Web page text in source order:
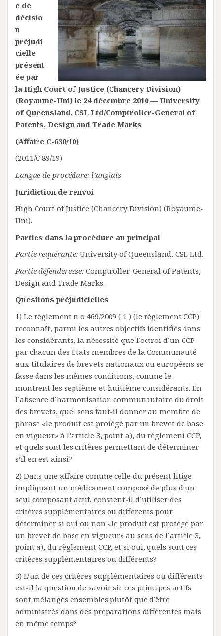
e de
décisio
n
préjudi
cielle
présent
ée par
la High Court of Justice (Chancery Division)
(Royaume-Uni) le 24 décembre 2010 — University
of Queensland, CSL Ltd/Comptroller-General of
Patents, Design and Trade Marks
(Affaire C-630/10)
(2011/C 89/19)
Langue de procédure: l’anglais
Juridiction de renvoi
High Court of Justice (Chancery Division) (Royaume-
Uni).
Parties dans la procédure au principal
Partie requérante: University of Queensland, CSL Ltd.
Partie défenderesse: Comptroller-General of Patents,
Design and Trade Marks.
Questions préjudicielles
1) Le règlement n o 469/2009 ( 1 ) (le règlement CCP)
reconnaît, parmi les autres objectifs identifiés dans
les considérants, la nécessité que l’octroi d’un CCP
par chacun des États membres de la Communauté
aux titulaires de brevets nationaux ou européens se
fasse dans les mêmes conditions, comme le
montrent les septième et huitième considérants. En
l’absence d’harmonisation communautaire du droit
des brevets, quel sens faut-il donner au membre de
phrase «le produit est protégé par un brevet de base
en vigueur» à l’article 3, point a), du règlement CCP,
et quels sont les critères permettant de déterminer
s’il en est ainsi?
2) Dans une affaire comme celle du présent litige
impliquant un médicament composé de plus d’un
seul composant actif, convient-il d’utiliser des
critères supplémentaires ou différents pour
déterminer si oui ou non «le produit est protégé par
un brevet de base en vigueur» au sens de l’article 3,
point a), du règlement CCP, et si oui, quels sont ces
critères supplémentaires ou différents?
3) L’un de ces critères supplémentaires ou différents
est-il la question de savoir sir ces principes actifs
sont mélangés ensembles plutôt que d’être
administrés dans des préparations différentes mais
en même temps?